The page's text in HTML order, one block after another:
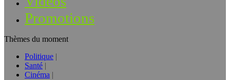
Promotions
Thèmes du moment
Politique
Santé
Cinéma